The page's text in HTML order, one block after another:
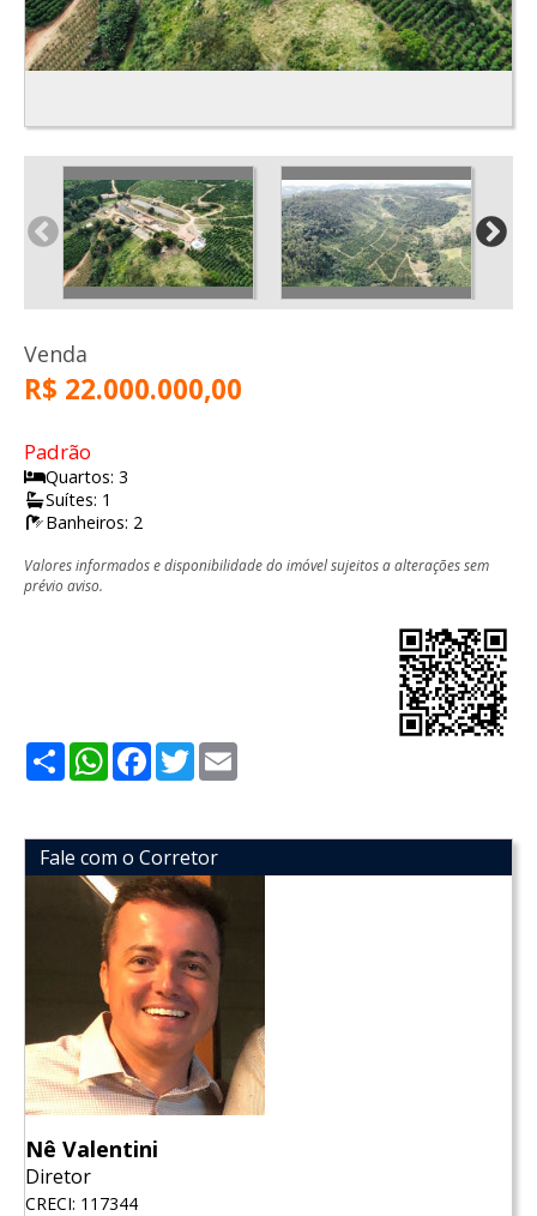
Venda
R$ 22.000.000,00
Padrão
Quartos: 3
Suítes: 1
Banheiros: 2
Valores informados e disponibilidade do imóvel sujeitos a alterações sem
prévio aviso.
ShareWhatsApp
Facebook
Twitter
Fale com o Corretor
Nê Valentini
Diretor
CRECI: 117344